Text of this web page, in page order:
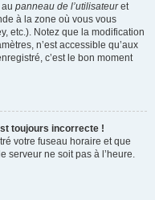
panneau de l’utilisateuret
à la zone où vous vous
etc.). Notez que la modification
n’est accessible qu’aux
c’est le bon moment
toujours incorrecte !
votre fuseau horaire et que
serveur ne soit pas à l’heure.